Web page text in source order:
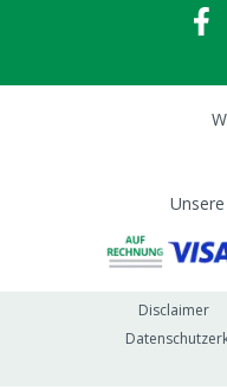
Disclaimer